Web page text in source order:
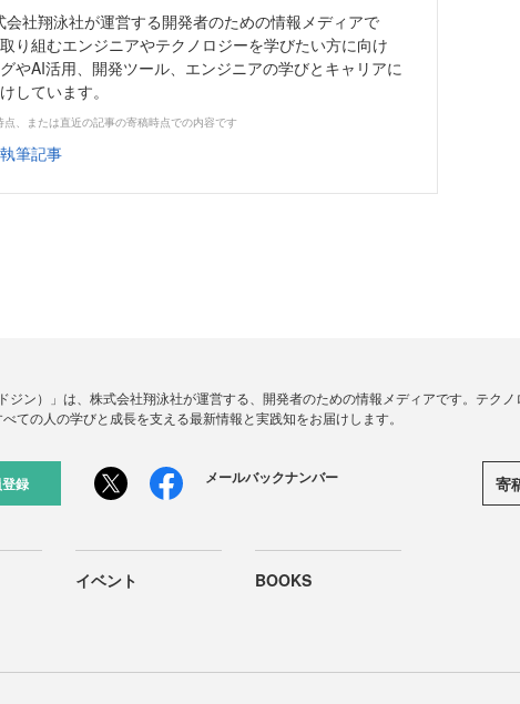
社翔泳社が運営する開発者のための情報メディアで
り組むエンジニアやテクノロジーを学びたい方に向け
やAI活用、開発ツール、エンジニアの学びとキャリアに
しています。
、または直近の記事の寄稿時点での内容です
筆記事
ジン）」は、株式会社翔泳社が運営する、開発者のための情報メディアです。テク
ての人の学びと成長を支える最新情報と実践知をお届けします。
録 メールバックナンバー 寄
イベント BOOKS